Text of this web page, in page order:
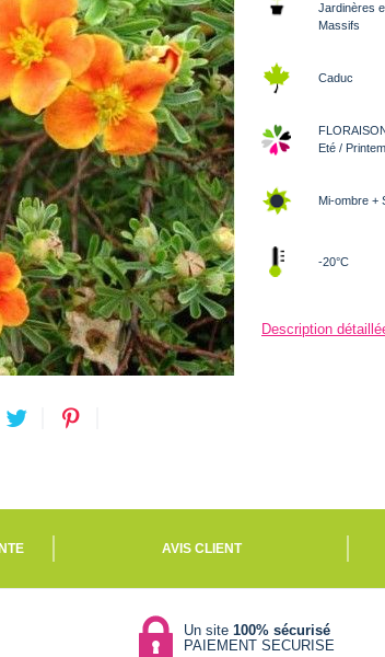
Jardinères
Massifs
Caduc
Eté /
Mi-ombre +
-20°C
Description
AVIS CLIENT
Un site 100% sécurisé
PAIEMENT SECURISE